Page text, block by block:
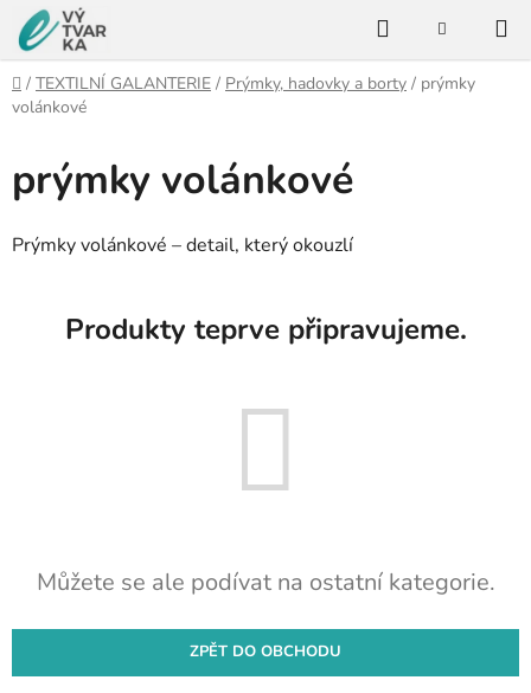
Přejít
na
obsah
HledatNÁKUPNÍ
Domů
/ TEXTILNÍ GALANTERIE / Prýmky, hadovky a borty / prýmky
volánkové
prýmky volánkové
Prýmky volánkové – detail, který okouzlí
Produkty teprve připravujeme.
Můžete se ale podívat na ostatní kategorie.
ZPĚT DO OBCHODU